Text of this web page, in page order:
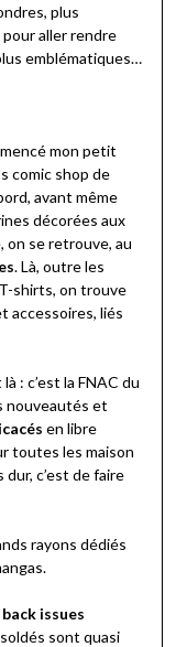
plus
pour aller rendre
emblématiques…
mon petit
comic shop de
avant même
décorées aux
on se retrouve, au
. Là, outre les
shirts, on trouve
accessoires, liés
: c’est la FNAC du
nouveautés et
en libre
toutes les maison
c’est de faire
rayons dédiés
back issues
sont quasi